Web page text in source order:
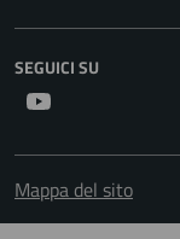
SEGUICI SU
Mappa del sito